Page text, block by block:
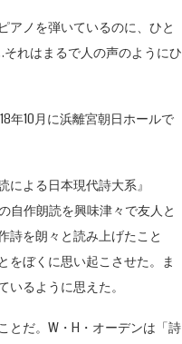
アノを弾いているのに、ひと
れはまるで人の声のようにひ
年10月に浜離宮朝日ホールで
よる日本現代詩大系』
自作朗読を興味津々で友人と
詩を朗々と読み上げたこと
をぼくに思い起こさせた。ま
るように思えた。
とだ。W・H・オーデンは「詩